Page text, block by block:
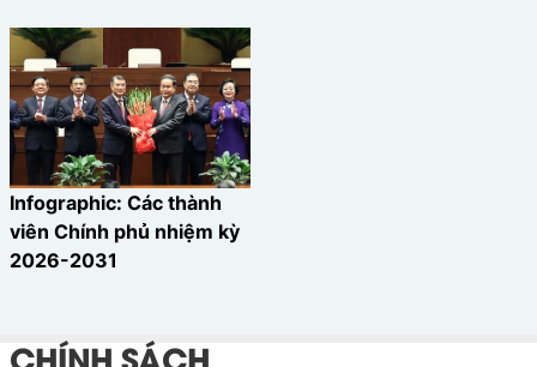
Infographic: Các thành
viên Chính phủ nhiệm kỳ
2026-2031
CHÍNH SÁCH